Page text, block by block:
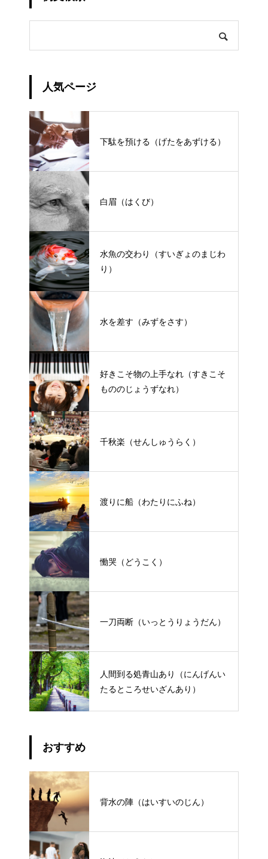
人気ページ
下駄を預ける（げたをあずける）
白眉（はくび）
水魚の交わり（すいぎょのまじわ
り）
水を差す（みずをさす）
好きこそ物の上手なれ（すきこそ
もののじょうずなれ）
千秋楽（せんしゅうらく）
渡りに船（わたりにふね）
慟哭（どうこく）
一刀両断（いっとうりょうだん）
人間到る処青山あり（にんげんい
たるところせいざんあり）
おすすめ
背水の陣（はいすいのじん）